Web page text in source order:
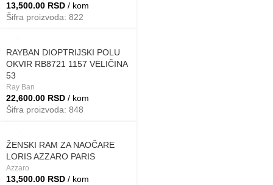
13,500.00 RSD / kom
Šifra proizvoda: 822
RAYBAN DIOPTRIJSKI POLU
OKVIR RB8721 1157 VELIČINA
53
Ray Ban
22,600.00 RSD / kom
Šifra proizvoda: 848
ŽENSKI RAM ZA NAOČARE
LORIS AZZARO PARIS
Azzaro
13,500.00 RSD / kom